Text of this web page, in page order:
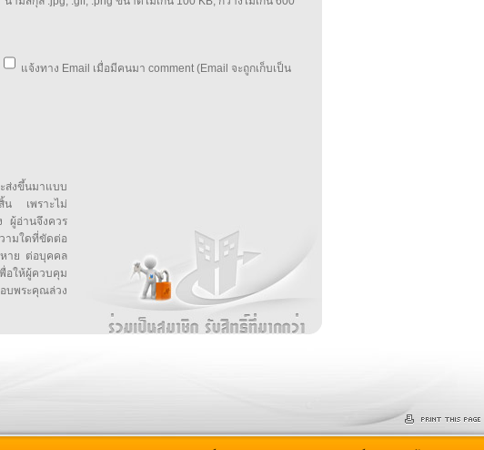
แจ้งทาง Email เมื่อมีคนมา comment (Email จะถูกเก็บเป็น
ส่งขึ้นมาแบบ
น เพราะไม่
ผู้อ่านจึงควร
มใดที่ขัดต่อ
หาย ต่อบุคคล
อให้ผู้ควบคุม
บพระคุณล่วง